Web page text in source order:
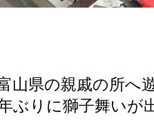
山県の親戚の所へ
ぶりに獅子舞いが